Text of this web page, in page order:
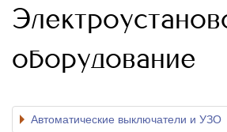
оборудование
Автоматические выключатели и УЗО